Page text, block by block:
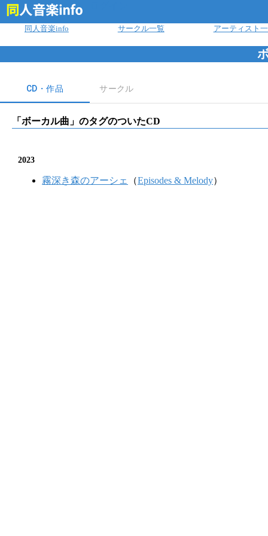
同人音楽info サークル一覧 アーティスト
CD・作品 サークル
「 ボーカル曲 」のタグのついたCD
2023
霧深き森のアーシェ （Episodes & Melody）